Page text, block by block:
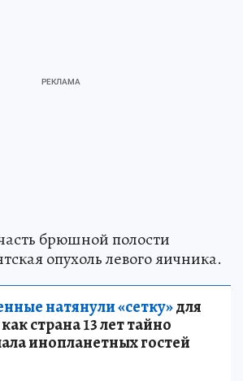
брюшной полости
опухоль левого яичника.
натянули «сетку»для
страна 13 лет тайно
инопланетных гостей